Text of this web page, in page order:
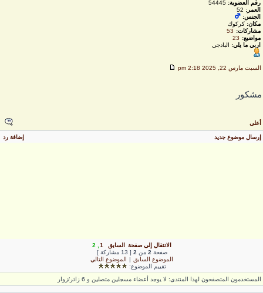
رقم العضوية:54445
العمر: 52
الجنس:
مكان:كركوك
مشاركات:
53
مواضيع:
23
اربي ما يلي:البادجي
السبت مارس 22, 2025 2:18 pm
أعلى
إرسال موضوع جديد إضافة رد
الانتقال إلى صفحة السابق ,
2
صفحة2من 2[ 13 مشاركة ]
الموضوع السابق| الموضوع التالي
تقييم الموضوع:
المستخدمون المتصفحون لهذا المنتدى: لا يوجد أعضاء مسجلين متصلين و 6 زائر/زوار